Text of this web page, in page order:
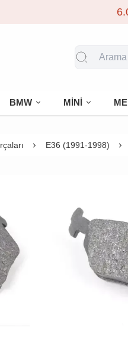
BMW MİNİ
E36 (1991-1998)